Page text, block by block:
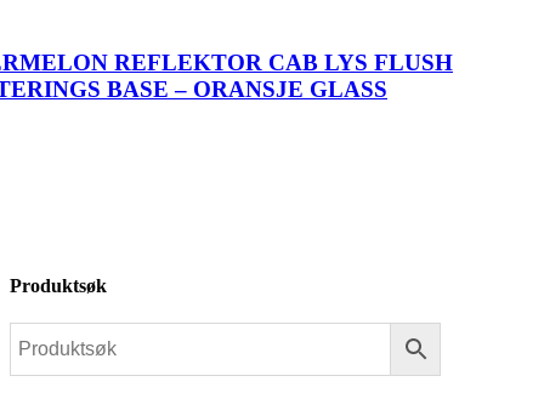
REFLEKTOR CAB LYS FLUSH
BASE – ORANSJE GLASS
Produktsøk